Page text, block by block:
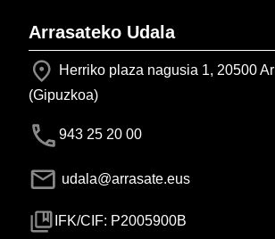
Arrasateko Udala
Herriko plaza nagusia 1, 20500
(Gipuzkoa)
943 25 20 00
udala@arrasate.eus
IFK/CIF: P2005900B